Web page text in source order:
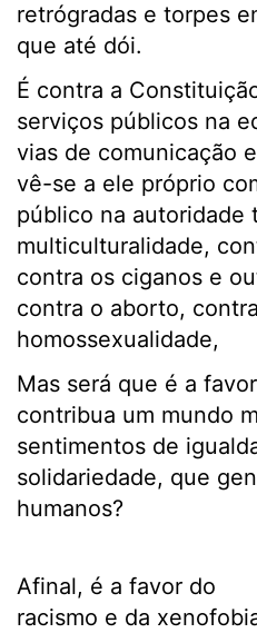
retrógradas e torpes
que até dói.
É contra a
serviços públicos na
vias de comunicação
vê-se a ele próprio
público na autoridade
multiculturalidade,
contra os ciganos e
contra o aborto,
homossexualidade,
Mas será que é a
contribua um mundo
sentimentos de
solidariedade, que
humanos?
Afinal, é a favor do
racismo e da